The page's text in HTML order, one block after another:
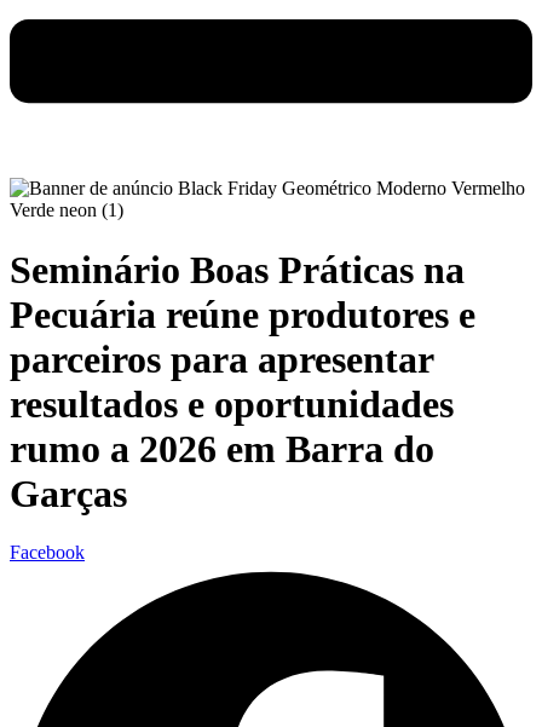
Seminário Boas Práticas na
Pecuária reúne produtores e
parceiros para apresentar
resultados e oportunidades
rumo a 2026 em Barra do
Garças
Facebook